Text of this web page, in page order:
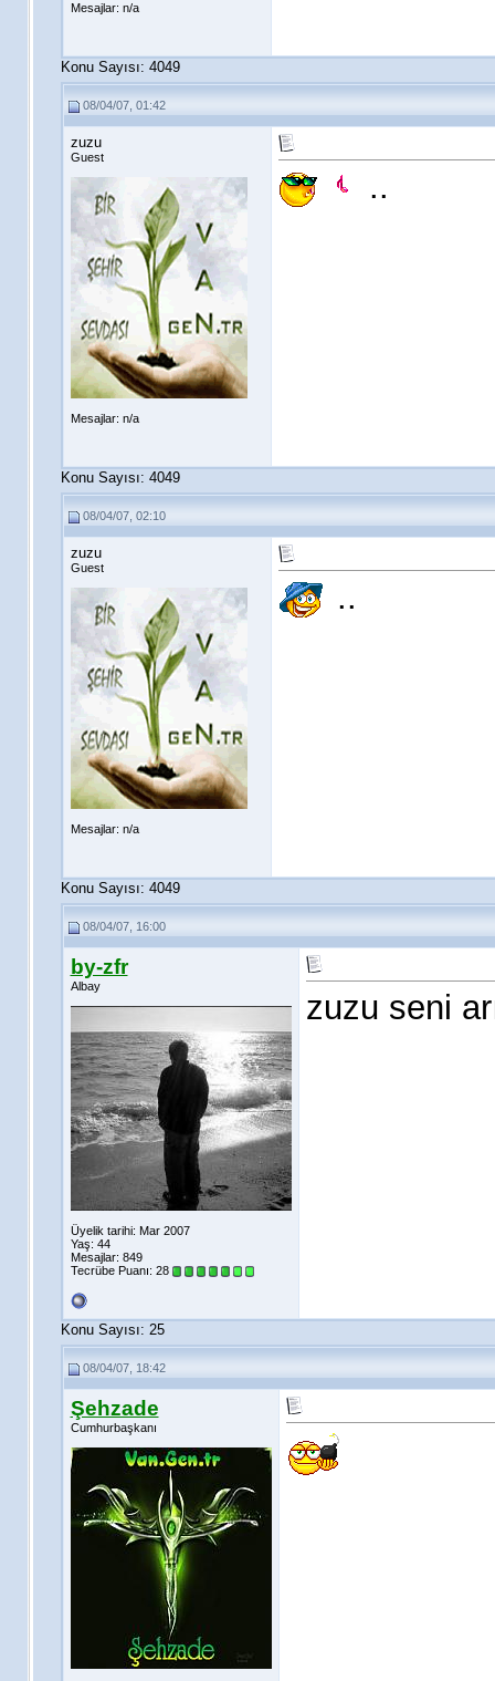
Mesajlar: n/a
Konu Sayısı: 4049
08/04/07, 01:42
zuzu
Guest
Mesajlar: n/a
..
Konu Sayısı: 4049
08/04/07, 02:10
zuzu
Guest
Mesajlar: n/a
..
Konu Sayısı: 4049
08/04/07, 16:00
by-zfr
Albay
Üyelik tarihi: Mar 2007
Yaş: 44
Mesajlar: 849
Tecrübe Puanı: 28
zuzu seni
Konu Sayısı: 25
08/04/07, 18:42
Şehzade
Cumhurbaşkanı